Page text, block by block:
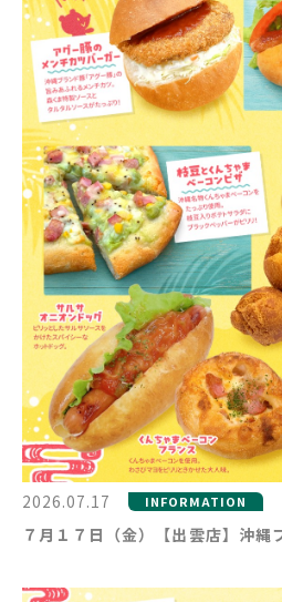
2026.07.17 INFORMATION
７月１７日（金）【出雲店】沖縄